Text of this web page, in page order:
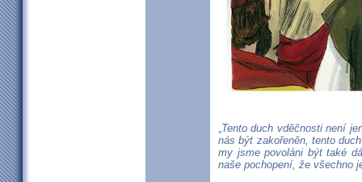
„Tento duch vděčnosti není
nás být zakořeněn, tento
my jsme povoláni být také
naše pochopení, že všechno